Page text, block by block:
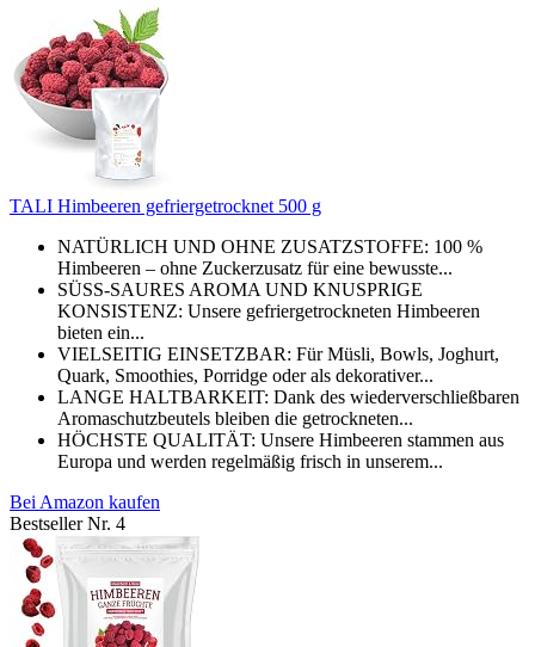
TALI Himbeeren gefriergetrocknet 500 g
NATÜRLICH UND OHNE ZUSATZSTOFFE: 100 %
Himbeeren – ohne Zuckerzusatz für eine bewusste...
SÜSS-SAURES AROMA UND KNUSPRIGE
KONSISTENZ: Unsere gefriergetrockneten Himbeeren
bieten ein...
VIELSEITIG EINSETZBAR: Für Müsli, Bowls, Joghurt,
Quark, Smoothies, Porridge oder als dekorativer...
LANGE HALTBARKEIT: Dank des wiederverschließbaren
Aromaschutzbeutels bleiben die getrockneten...
HÖCHSTE QUALITÄT: Unsere Himbeeren stammen aus
Europa und werden regelmäßig frisch in unserem...
Bei Amazon kaufen
Bestseller Nr. 4